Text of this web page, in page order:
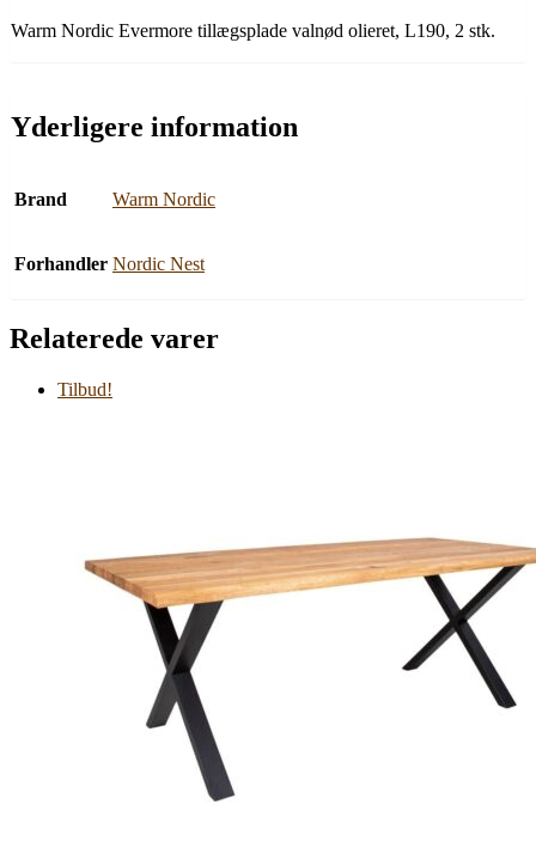
Warm Nordic Evermore tillægsplade valnød olieret, L190, 2 stk.
Yderligere information
Brand Warm Nordic
Forhandler Nordic Nest
Relaterede varer
Tilbud!